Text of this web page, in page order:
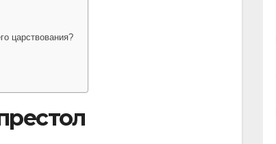
царствования?